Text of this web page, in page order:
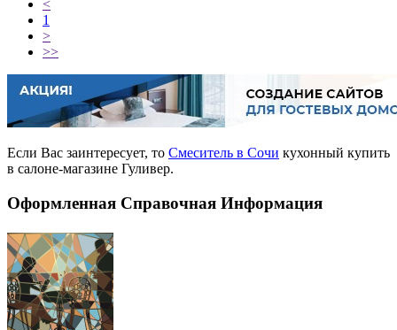
<
1
>
>>
Если Вас заинтересует, то Смеситель в Сочи кухонный купить
в салоне-магазине Гуливер.
Оформленная Справочная Информация